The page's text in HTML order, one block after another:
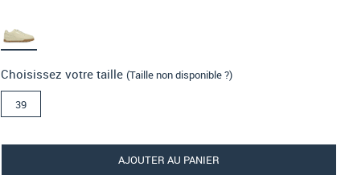
Choisissez votre taille (Taille non disponible ?)
39
AJOUTER AU PANIER